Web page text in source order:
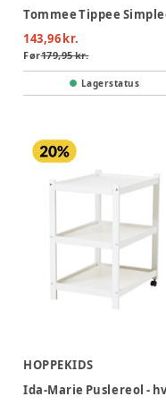
143,96 kr.
Før179,95 kr.
Lagerstatus
HOPPEKIDS
Ida-Marie Puslereol -